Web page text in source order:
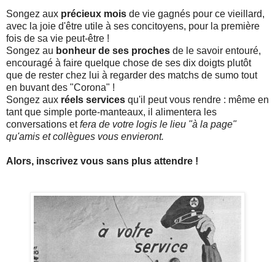
Songez aux précieux mois de vie gagnés pour ce vieillard,
avec la joie d'être utile à ses concitoyens, pour la première
fois de sa vie peut-être !
Songez au bonheur de ses proches de le savoir entouré,
encouragé à faire quelque chose de ses dix doigts plutôt
que de rester chez lui à regarder des matchs de sumo tout
en buvant des "Corona" !
Songez aux réels services qu'il peut vous rendre : même en
tant que simple porte-manteaux, il alimentera les
conversations etfera de votre logis le lieu "à la page"
qu'amis et collègues vous envieront.
Alors, inscrivez vous sans plus attendre !